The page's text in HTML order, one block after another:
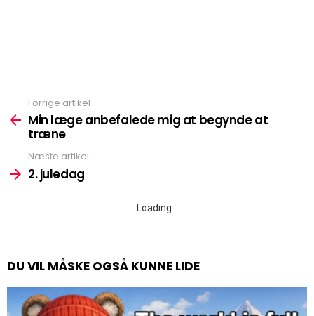
mere
Forrige artikel
Min læge anbefalede mig at begynde at
træne
Næste artikel
2. juledag
Loading…
DU VIL MÅSKE OGSÅ KUNNE LIDE